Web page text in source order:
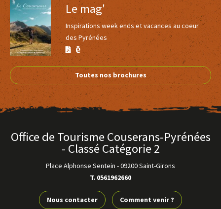
5
La Grange de la Cité
SAINT-LIZIER
Voir
plus
Réservable en ligne
Le mag'
Inspirations week ends et vacances au coeur
des Pyrénées
Version
PDF
Version
Calaméo
Toutes nos brochures
Office de Tourisme Couserans-Pyrénées
- Classé Catégorie 2
Place Alphonse Sentein -09200 Saint-Girons
T. 0561962660
Nous contacter Comment venir ?